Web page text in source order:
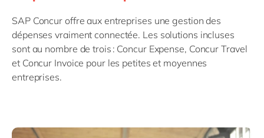
Philippines
Singapore
Switzerland
UK & Ireland
SAP Concur offre aux entreprises une gestion des
dépenses vraiment connectée. Les solutions incluses
sont au nombre de trois : Concur Expense, Concur Travel
et Concur Invoice pour les petites et moyennes
entreprises.